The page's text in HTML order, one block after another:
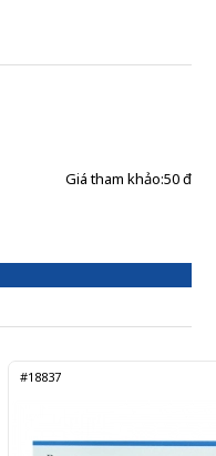
Giá tham khảo:50 đ
#18837